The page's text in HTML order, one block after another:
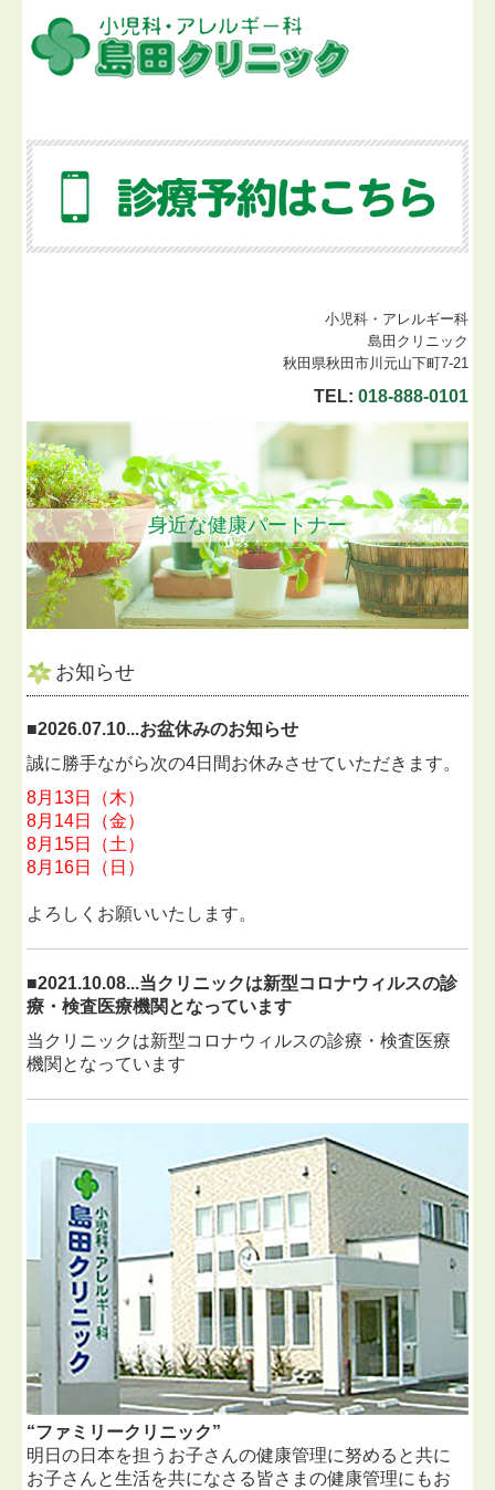
小児科・アレルギー科
島田クリニック
秋田県秋田市川元山下町7-21
TEL: 018-888-0101
身近な健康パートナー
お知らせ
■2026.07.10...お盆休みのお知らせ
誠に勝手ながら次の4日間お休みさせていただきます。
8月13日（木）
8月14日（金）
8月15日（土）
8月16日（日）
よろしくお願いいたします。
■2021.10.08...当クリニックは新型コロナウィルスの診
療・検査医療機関となっています
当クリニックは新型コロナウィルスの診療・検査医療
機関となっています
“ファミリークリニック”
明日の日本を担うお子さんの健康管理に努めると共に
お子さんと生活を共になさる皆さまの健康管理にもお